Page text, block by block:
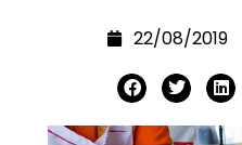
22/08/2019